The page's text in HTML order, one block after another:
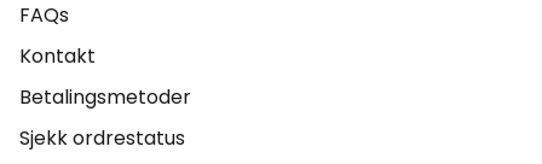
FAQs
Kontakt
Betalingsmetoder
Sjekk ordrestatus